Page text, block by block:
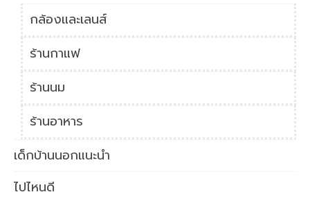
กล้องและเลนส์
ร้านกาแฟ
ร้านนม
ร้านอาหาร
เด็กบ้านนอกแนะนำ
ไปไหนดี